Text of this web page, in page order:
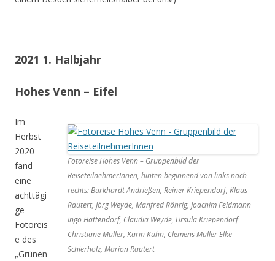
2021 1. Halbjahr
Hohes Venn – Eifel
Fotoreise Hohes Venn – Gruppenbild der
ReiseteilnehmerInnen, hinten beginnend von links nach
rechts: Burkhardt Andrießen, Reiner Kriependorf, Klaus
Rautert, Jörg Weyde, Manfred Röhrig, Joachim Feldmann
Ingo Hattendorf, Claudia Weyde, Ursula Kriependorf
Christiane Müller, Karin Kühn, Clemens Müller Elke
Schierholz, Marion Rautert
Im
Herbst
2020
fand
eine
achttägi
ge
Fotoreis
e des
„Grünen